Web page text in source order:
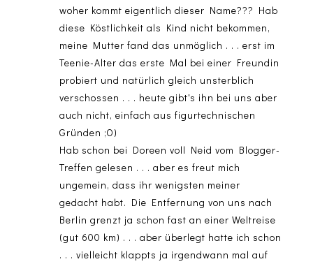
woher kommt eigentlich dieser Name??? Hab
diese Köstlichkeit als Kind nicht bekommen,
meine Mutter fand das unmöglich . . . erst im
Teenie-Alter das erste Mal bei einer Freundin
probiert und natürlich gleich unsterblich
verschossen . . . heute gibt's ihn bei uns aber
auch nicht, einfach aus figurtechnischen
Gründen ;O)
Hab schon bei Doreen voll Neid vom Blogger-
Treffen gelesen . . . aber es freut mich
ungemein, dass ihr wenigsten meiner
gedacht habt. Die Entfernung von uns nach
Berlin grenzt ja schon fast an einer Weltreise
(gut 600 km) . . . aber überlegt hatte ich schon
. . . vielleicht klappts ja irgendwann mal auf